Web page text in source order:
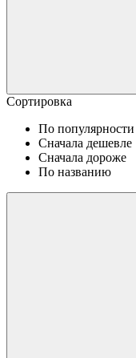
Сортировка
По популярности
Сначала дешевле
Сначала дороже
По названию